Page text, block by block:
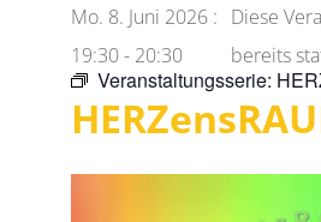
Mo. 8. Juni 2026 :
19:30- 20:30
Diese
bereits
Veranstaltungsserie: